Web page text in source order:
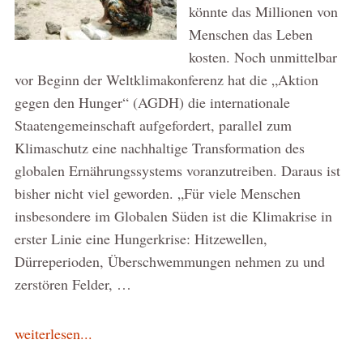
könnte das Millionen von
Menschen das Leben
kosten. Noch unmittelbar
vor Beginn der Weltklimakonferenz hat die „Aktion
gegen den Hunger“ (AGDH) die internationale
Staatengemeinschaft aufgefordert, parallel zum
Klimaschutz eine nachhaltige Transformation des
globalen Ernährungssystems voranzutreiben. Daraus ist
bisher nicht viel geworden. „Für viele Menschen
insbesondere im Globalen Süden ist die Klimakrise in
erster Linie eine Hungerkrise: Hitzewellen,
Dürreperioden, Überschwemmungen nehmen zu und
zerstören Felder, …
weiterlesen...